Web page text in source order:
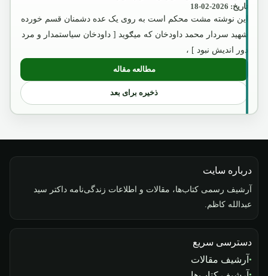
تاریخ: 2026-02-18
این نوشته مشت محکم است به روی یک عده دشمنان قسم خورده
شهید سردار محمد داودخان که میګوید [ داودخان سیاستمدار و مرد
دور اندیش نبود ] ،
مطالعه مقاله: داؤد خان و دوکتورین آیزنهاور
ذخیره برای بعد
درباره سایت
آرشیف رسمی کتاب‌ها، مقالات و اطلاعات زندگی‌نامه داکتر سید
عبدالله کاظم.
دسترسی سریع
آرشیف مقالات